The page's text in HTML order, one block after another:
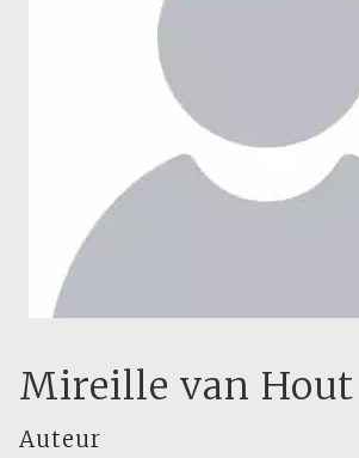
Mireille van Hout
Auteur